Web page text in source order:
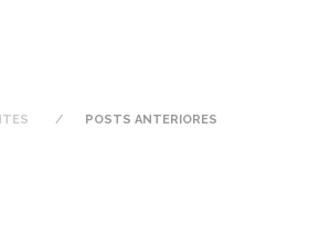
POSTS ANTERIORES